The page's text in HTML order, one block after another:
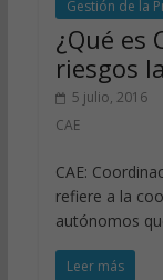
Gestión de la
¿Qué es
riesgos
5 julio, 2016
CAE
CAE:
refiere a la
autónomos
Leer más